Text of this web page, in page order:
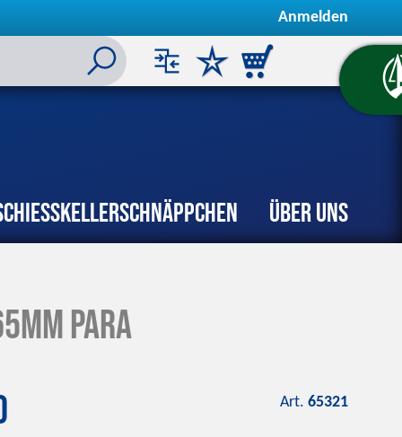
Anmelden
Schnäppchen Über uns
para
Art. 65321